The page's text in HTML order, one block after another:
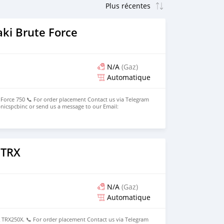
Brute Force
N/A (Gaz)
Automatique
750 📞 For order placement Contact us via Telegram
or send us a message to our Email:
Now Available for Pick Up and Special Delivery (Local /
N/A (Gaz)
Automatique
TRX250X. 📞 For order placement Contact us via Telegram